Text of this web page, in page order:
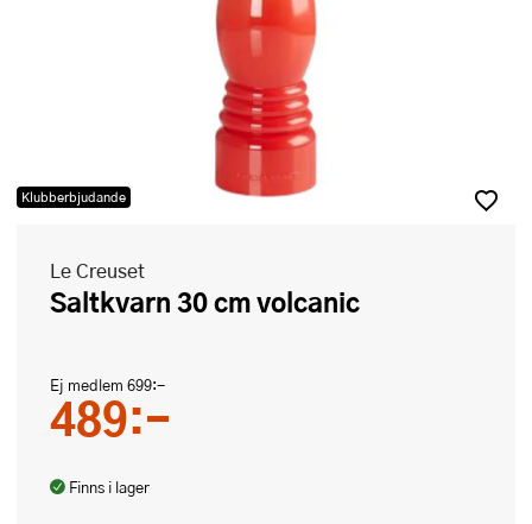
Klubberbjudande
Le Creuset
Saltkvarn 30 cm volcanic
Ej medlem 699:-
489:-
Finns i lager